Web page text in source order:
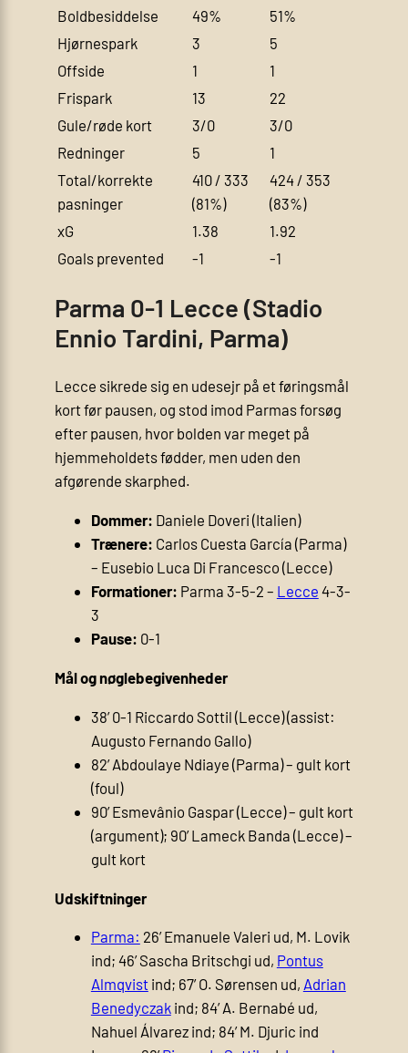
Boldbesiddelse
49%
51%
Hjørnespark
3
5
Offside
1
1
Frispark
13
22
Gule/røde kort
3/0
3/0
Redninger
5
1
Total/korrekte
pasninger
410 / 333
(81%)
424 / 353
(83%)
xG
1.38
1.92
Goals prevented
-1 -1
Parma 0-1 Lecce (Stadio
Ennio Tardini, Parma)
Lecce sikrede sig en udesejr på et føringsmål
kort før pausen, og stod imod Parmas forsøg
efter pausen, hvor bolden var meget på
hjemmeholdets fødder, men uden den
afgørende skarphed.
Dommer: Daniele Doveri (Italien)
Trænere: Carlos Cuesta García (Parma)
– Eusebio Luca Di Francesco (Lecce)
Formationer: Parma 3-5-2 – Lecce 4-3-
3
Pause: 0-1
Mål og nøglebegivenheder
38’ 0-1 Riccardo Sottil (Lecce) (assist:
Augusto Fernando Gallo)
82’ Abdoulaye Ndiaye (Parma) – gult kort
(foul)
90’ Esmevânio Gaspar (Lecce) – gult kort
(argument); 90’ Lameck Banda (Lecce) –
gult kort
Udskiftninger
Parma: 26’ Emanuele Valeri ud, M. Lovik
ind; 46’ Sascha Britschgi ud, Pontus
Almqvistind; 67’ O. Sørensen ud, Adrian
Benedyczakind; 84’ A. Bernabé ud,
Nahuel Álvarez ind; 84’ M. Djuric ind